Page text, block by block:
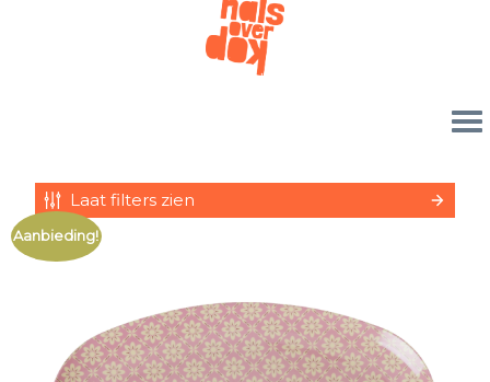
Laat filters zien
Aanbieding!